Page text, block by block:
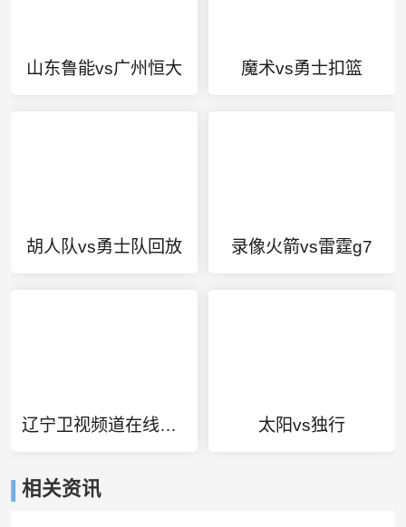
山东鲁能vs广州恒大 魔术vs勇士扣篮
胡人队vs勇士队回放 录像火箭vs雷霆g7
辽宁卫视频道在线直播观看 太阳vs独行
相关资讯